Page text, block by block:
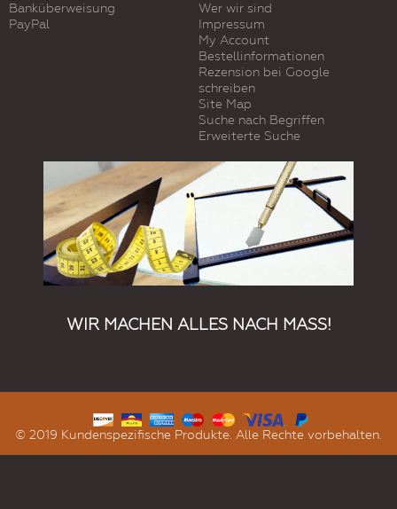
Banküberweisung
PayPal
Wer wir sind
Impressum
My Account
Bestellinformationen
Rezension bei Google
schreiben
Site Map
Suche nach Begriffen
Erweiterte Suche
WIR MACHEN ALLES NACH MASS!
© 2019 Kundenspezifische Produkte. Alle Rechte vorbehalten.